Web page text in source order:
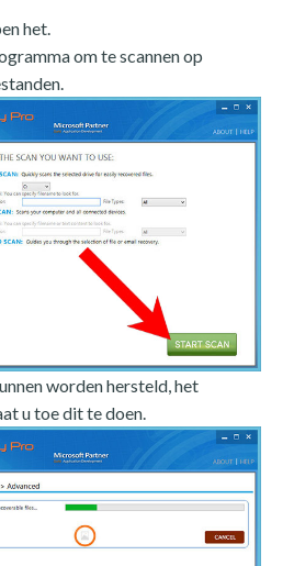
het.
om te scannen op
worden hersteld, het
u toe dit te doen.